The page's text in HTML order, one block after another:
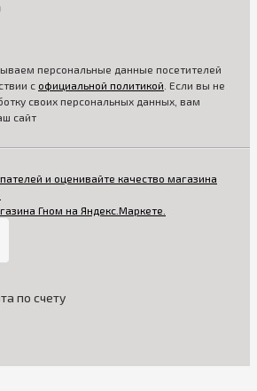
персональные данные посетителей
с официальной политикой . Если вы не
своих персональных данных, вам
сайт